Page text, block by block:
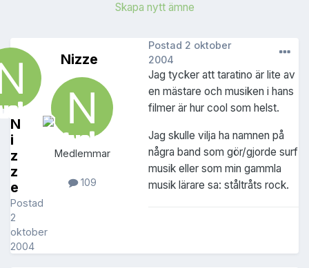
Skapa nytt ämne
N
i
z
z
e
Postad
2
oktober
2004
Nizze
Medlemmar
109
Postad 2 oktober
2004
Jag tycker att taratino är lite av
en mästare och musiken i hans
filmer är hur cool som helst.
Jag skulle vilja ha namnen på
några band som gör/gjorde surf
musik eller som min gammla
musik lärare sa: ståltråts rock.